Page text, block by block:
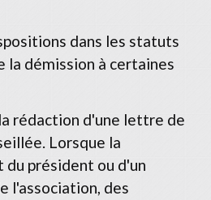
dans les statuts
démission à certaines
rédaction d'une lettre de
Lorsque la
président ou d'un
l'association, des